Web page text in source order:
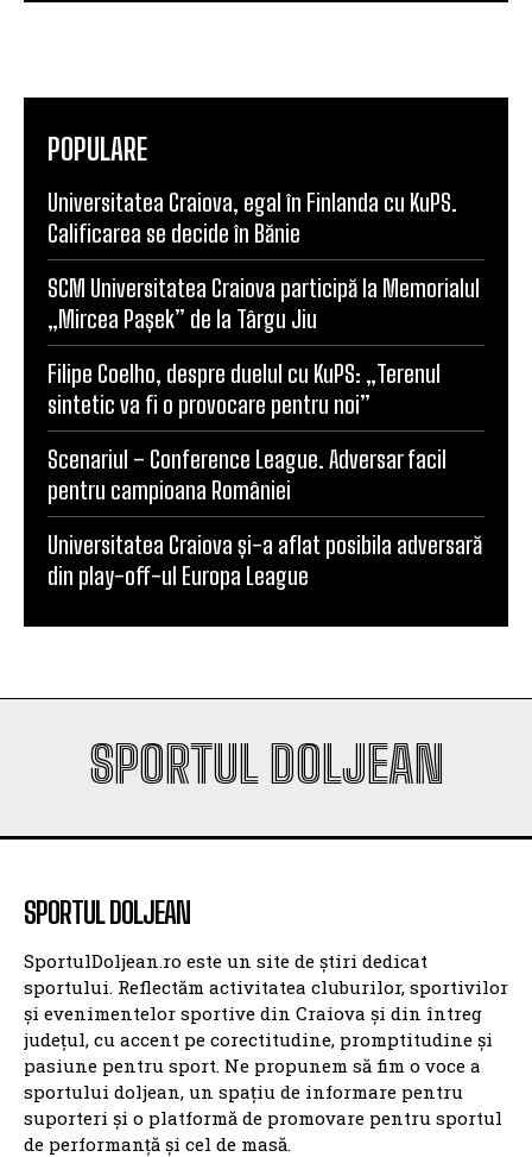
POPULARE
Universitatea Craiova, egal în Finlanda cu KuPS.
Calificarea se decide în Bănie
SCM Universitatea Craiova participă la Memorialul
„Mircea Pașek” de la Târgu Jiu
Filipe Coelho, despre duelul cu KuPS: „Terenul
sintetic va fi o provocare pentru noi”
Scenariul – Conference League. Adversar facil
pentru campioana României
Universitatea Craiova și-a aflat posibila adversară
din play-off-ul Europa League
SPORTUL DOLJEAN
SPORTUL DOLJEAN
SportulDoljean.ro este un site de știri dedicat
sportului. Reflectăm activitatea cluburilor, sportivilor
și evenimentelor sportive din Craiova și din întreg
județul, cu accent pe corectitudine, promptitudine și
pasiune pentru sport. Ne propunem să fim o voce a
sportului doljean, un spațiu de informare pentru
suporteri și o platformă de promovare pentru sportul
de performanță și cel de masă.